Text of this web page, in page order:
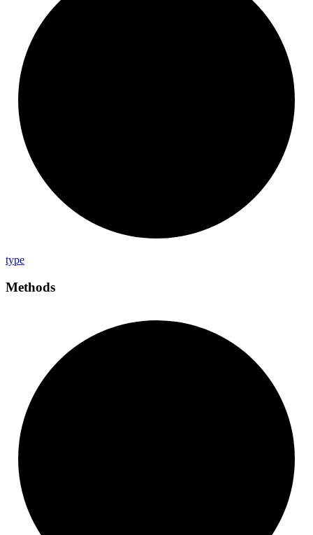
type
Methods